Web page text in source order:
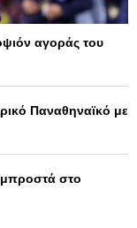
αγοράς του
Παναθηναϊκό με
στο